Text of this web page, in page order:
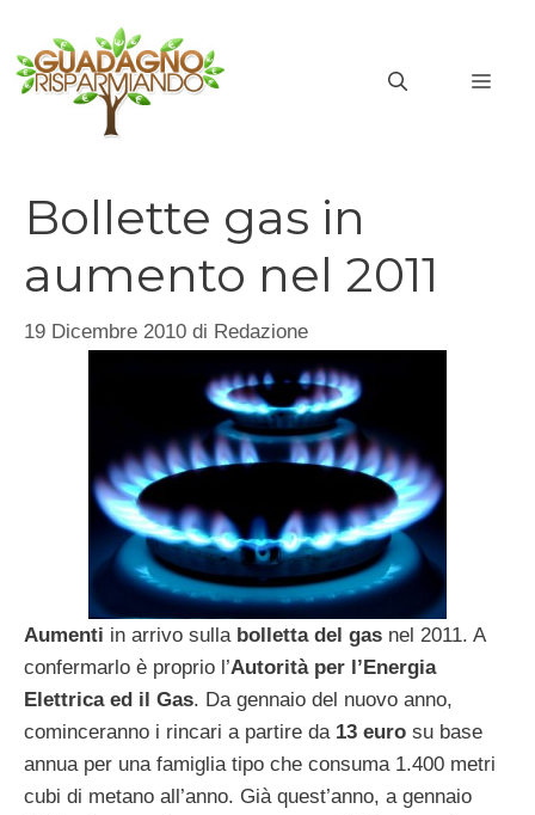
contenuto
Bollette gas in
aumento nel 2011
19 Dicembre 2010 di Redazione
Aumenti in arrivo sulla bolletta del gas nel 2011. A
confermarlo è proprio l’Autorità per l’Energia
Elettrica ed il Gas. Da gennaio del nuovo anno,
cominceranno i rincari a partire da 13 euro su base
annua per una famiglia tipo che consuma 1.400 metri
cubi di metano all’anno. Già quest’anno, a gennaio